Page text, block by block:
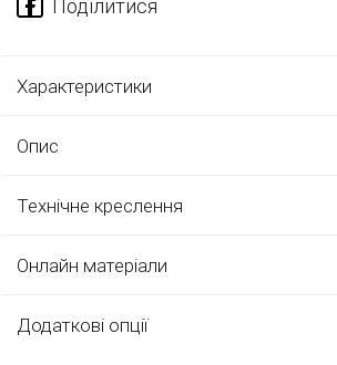
Характеристики
Опис
Технічне креслення
Онлайн матеріали
Додаткові опції